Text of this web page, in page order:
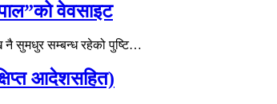
वेवसाइट
नै सुमधुर सम्बन्ध रहेको पुष्टि…
आदेशसहित)